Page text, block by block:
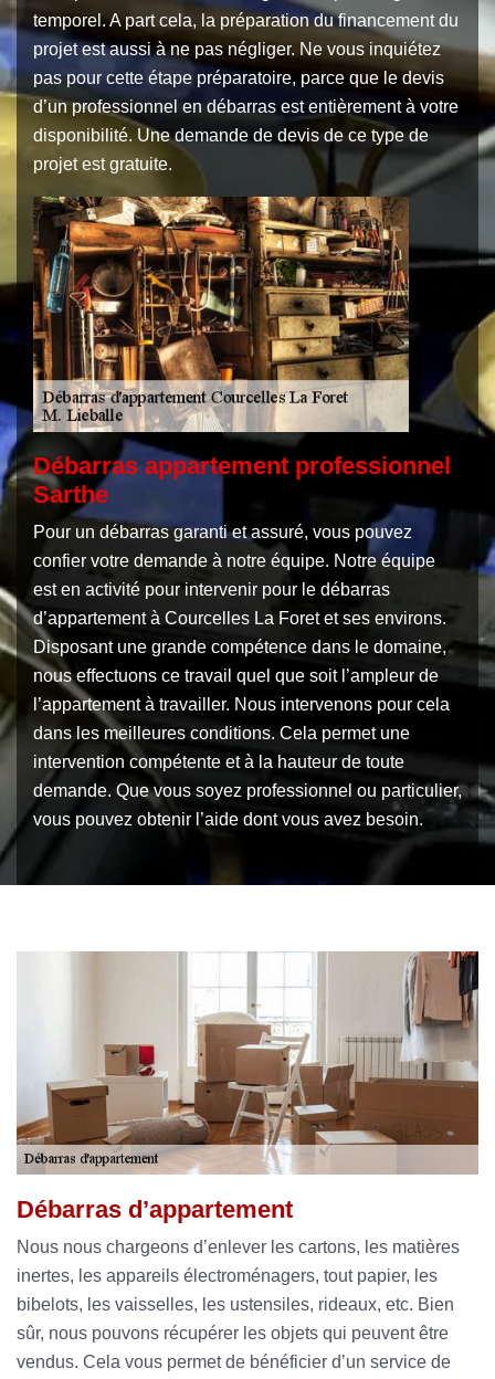
temporel. A part cela, la préparation du financement du
projet est aussi à ne pas négliger. Ne vous inquiétez
pas pour cette étape préparatoire, parce que le devis
d’un professionnel en débarras est entièrement à votre
disponibilité. Une demande de devis de ce type de
projet est gratuite.
Débarras appartement professionnel
Sarthe
Pour un débarras garanti et assuré, vous pouvez
confier votre demande à notre équipe. Notre équipe
est en activité pour intervenir pour le débarras
d’appartement à Courcelles La Foret et ses environs.
Disposant une grande compétence dans le domaine,
nous effectuons ce travail quel que soit l’ampleur de
l’appartement à travailler. Nous intervenons pour cela
dans les meilleures conditions. Cela permet une
intervention compétente et à la hauteur de toute
demande. Que vous soyez professionnel ou particulier,
vous pouvez obtenir l’aide dont vous avez besoin.
Débarras d’appartement
Nous nous chargeons d’enlever les cartons, les matières
inertes, les appareils électroménagers, tout papier, les
bibelots, les vaisselles, les ustensiles, rideaux, etc. Bien
sûr, nous pouvons récupérer les objets qui peuvent être
vendus. Cela vous permet de bénéficier d’un service de